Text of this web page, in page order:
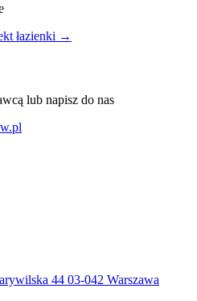
łazienki →
lub napisz do nas
44 03-042 Warszawa